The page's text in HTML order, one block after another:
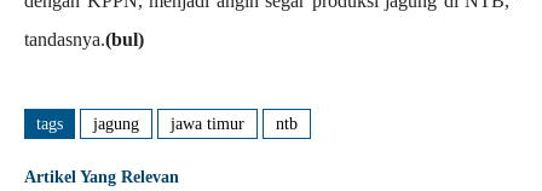
tandasnya.(bul)
tags jagung jawa timur ntb
Artikel Yang Relevan